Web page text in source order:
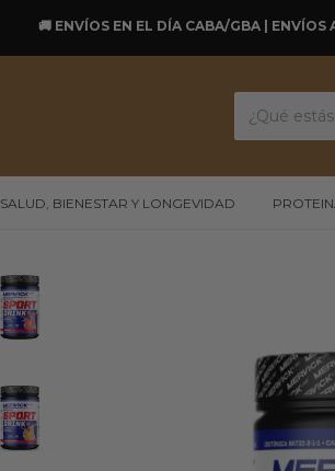
🚚 ENVÍOS EN EL DÍA CABA/GBA |
SALUD, BIENESTAR Y LONGEVIDAD